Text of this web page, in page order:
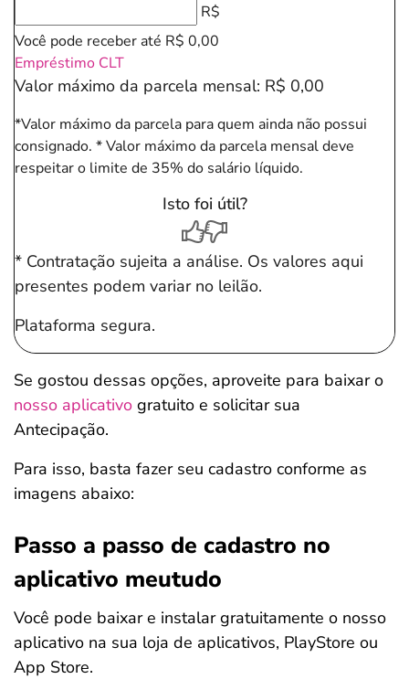
R$
Você pode receber até R$ 0,00
Empréstimo CLT
Valor máximo da parcela mensal: R$ 0,00
*Valor máximo da parcela para quem ainda não possui
consignado. * Valor máximo da parcela mensal deve
respeitar o limite de 35% do salário líquido.
Isto foi útil?
* Contratação sujeita a análise. Os valores aqui
presentes podem variar no leilão.
Plataforma segura.
Se gostou dessas opções, aproveite para baixar o
nosso aplicativo gratuito e solicitar sua
Antecipação.
Para isso, basta fazer seu cadastro conforme as
imagens abaixo:
Passo a passo de cadastro no
aplicativo meutudo
Você pode baixar e instalar gratuitamente o nosso
aplicativo na sua loja de aplicativos, PlayStore ou
App Store.